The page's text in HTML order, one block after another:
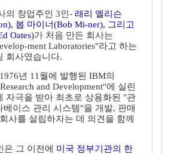
의 창업주인 3인- 래리 엘리슨
봅 마이너(Bob Mi-ner), 그리고
Oates)가 처음 만든 회사는
ment Laboratories"라고 하는
회사였습니다.
년 11월에 발행된 IBM의
and Development"에 실린
자극을 받아 최초로 상용화된 "관
베이스 관리 시스템"을 개발, 판매
사를 설립하자는 데 의견을 함께
은 그 이전에 미국 정부기관의 한